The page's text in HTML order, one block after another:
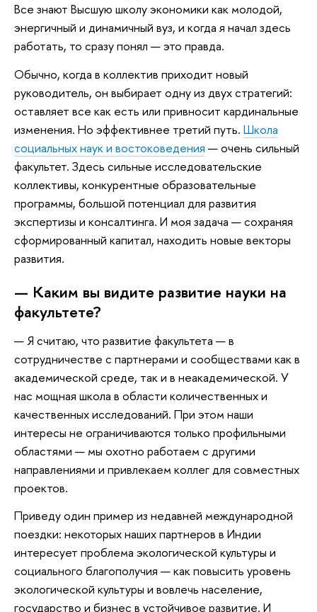
Все знают Высшую школу экономики как молодой,
энергичный и динамичный вуз, и когда я начал здесь
работать, то сразу понял — это правда.
Обычно, когда в коллектив приходит новый
руководитель, он выбирает одну из двух стратегий:
оставляет все как есть или привносит кардинальные
изменения. Но эффективнее третий путь. Школа
социальных наук и востоковедения — очень сильный
факультет. Здесь сильные исследовательские
коллективы, конкурентные образовательные
программы, большой потенциал для развития
экспертизы и консалтинга. И моя задача — сохраняя
сформированный капитал, находить новые векторы
развития.
— Каким вы видите развитие науки на
факультете?
— Я считаю, что развитие факультета — в
сотрудничестве с партнерами и сообществами как в
академической среде, так и в неакадемической. У
нас мощная школа в области количественных и
качественных исследований. При этом наши
интересы не ограничиваются только профильными
областями — мы охотно работаем с другими
направлениями и привлекаем коллег для совместных
проектов.
Приведу один пример из недавней международной
поездки: некоторых наших партнеров в Индии
интересует проблема экологической культуры и
социального благополучия — как повысить уровень
экологической культуры и вовлечь население,
государство и бизнес в устойчивое развитие. И